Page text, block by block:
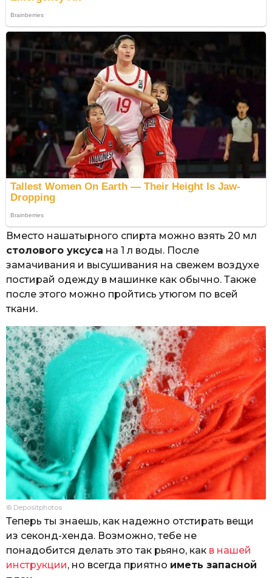
Вместо нашатырного спирта можно взять 20 мл
столового уксуса на 1 л воды. После
замачивания и высушивания на свежем воздухе
постирай одежду в машинке как обычно. Также
после этого можно пройтись утюгом по всей
ткани.
© Depositphotos
Теперь ты знаешь, как надежно отстирать вещи
из секонд-хенда. Возможно, тебе не
понадобится делать это так рьяно, как в нашей
инструкции, но всегда приятно иметь запасной